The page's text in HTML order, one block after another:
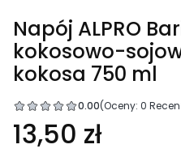
Napój ALPRO
kokosowo-
kokosa 750 ml
0.00(Oceny: 0
13,50 zł